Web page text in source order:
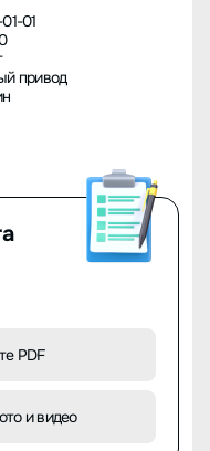
01
привод
PDF
и видео